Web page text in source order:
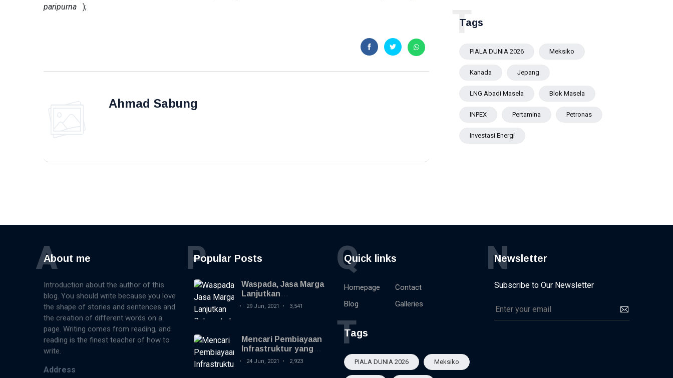
Meksiko
Petronas
paripurna );
Ahmad Sabung
Tags
T
PIALA DUNIA 2026 Meksiko
Kanada Jepang
LNG Abadi Masela Blok Masela
INPEX Pertamina Petronas
Investasi Energi
About me
A
Introduction about the author of this
blog. You should write because you love
the shape of stories and sentences and
the creation of different words on a
page. Writing comes from reading, and
reading is the finest teacher of how to
write.
Address
Popular Posts
P
Waspada, Jasa Marga
Lanjutkan
Rekonstruksi
29 Jun, 2021 3,541
Mencari Pembiayaan
Infrastruktur yang
Inovatif
24 Jun, 2021 2,923
Quick links
Q
Homepage
Blog
Contact
Galleries
Tags
T
PIALA DUNIA 2026 Meksiko
Newsletter
N
Subscribe to Our Newsletter